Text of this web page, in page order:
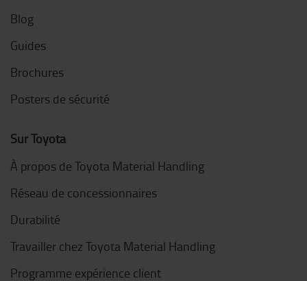
Blog
Guides
Brochures
Posters de sécurité
Sur Toyota
À propos de Toyota Material Handling
Réseau de concessionnaires
Durabilité
Travailler chez Toyota Material Handling
Programme expérience client